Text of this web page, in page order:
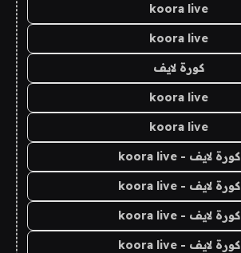
koora live
koora live
كورة لايف
koora live
koora live
كورة لايف - koora live
كورة لايف - koora live
كورة لايف - koora live
كورة لايف - koora live